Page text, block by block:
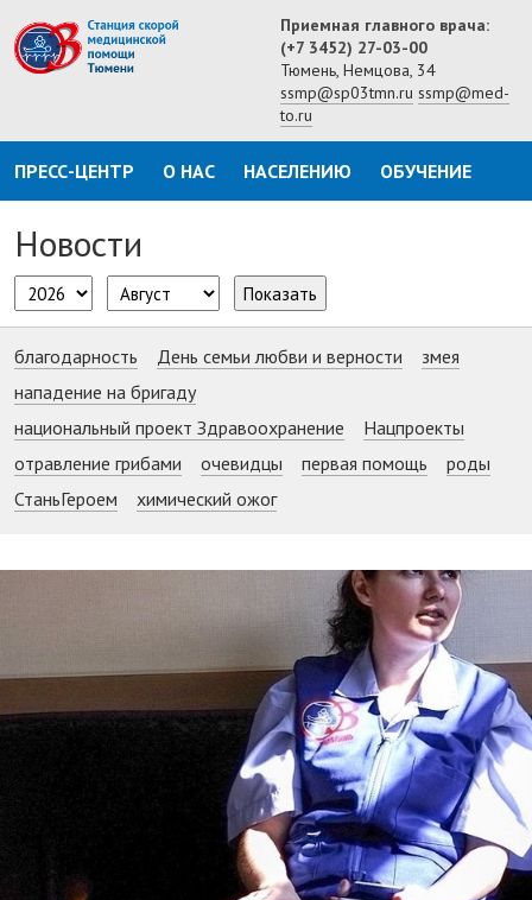
Приемная главного врача:
(+7 3452) 27-03-00
Тюмень, Немцова, 34
ssmp@sp03tmn.ru ssmp@med-
to.ru
ПРЕСС-ЦЕНТР О НАС НАСЕЛЕНИЮ ОБУЧЕНИЕ
Новости
Показать
благодарность День семьи любви и верности
змея
нападение на бригаду
национальный проект Здравоохранение
Нацпроекты
отравление грибами
очевидцы первая помощь
роды
СтаньГероем
химический ожог